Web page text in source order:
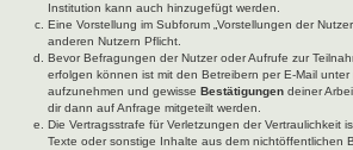
Institution kann auch hinzugefügt werden.
Eine Vorstellung im Subforum „Vorstellungen der
anderen Nutzern Pflicht.
Bevor Befragungen der Nutzer oder Aufrufe zur
erfolgen können ist mit den Betreibern per E-Mail unter
aufzunehmen und gewisse Bestätigungen deiner
dir dann auf Anfrage mitgeteilt werden.
Die Vertragsstrafe für Verletzungen der Vertraulichkeit
Texte oder sonstige Inhalte aus dem nichtöffentlichen